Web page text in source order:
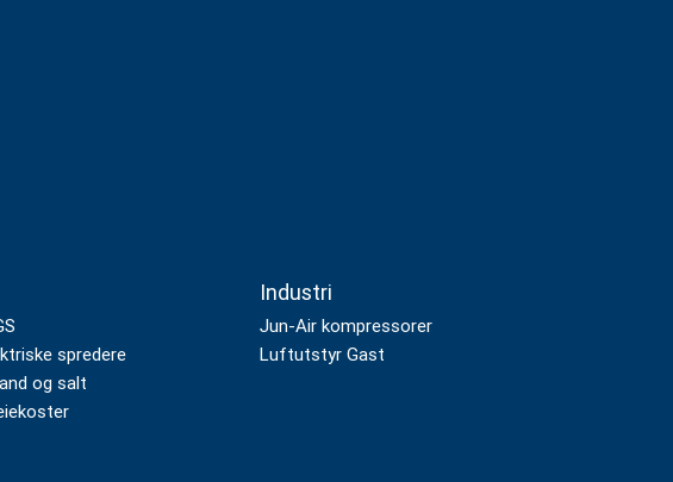
spredere
og salt
Industri
Jun-Air kompressorer
Luftutstyr Gast